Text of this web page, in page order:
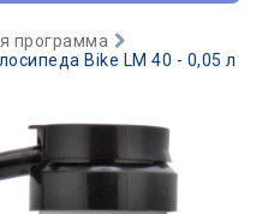
программа
Bike LM 40 - 0,05 л